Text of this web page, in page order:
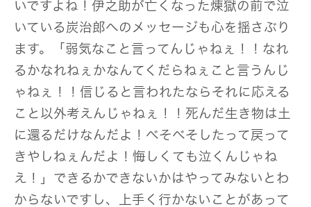
いですよね！伊之助が亡くなった煉獄の前で泣
いている炭治郎へのメッセージも心を揺さぶり
ます。「弱気なこと言ってんじゃねぇ！！なれ
るかなれねぇかなんてくだらねぇこと言うんじ
ゃねぇ！！信じると言われたならそれに応える
こと以外考えんじゃねぇ！！死んだ生き物は土
に還るだけなんだよ！べそべそしたって戻って
きやしねぇんだよ！悔しくても泣くんじゃね
え！」できるかできないかはやってみないとわ
からないですし、上手く行かないことがあって